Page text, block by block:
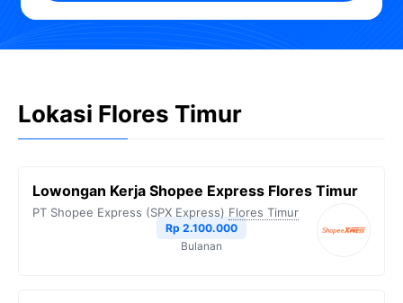
Lokasi Flores Timur
Lowongan Kerja Shopee Express Flores Timur
PT Shopee Express (SPX Express) Flores Timur
Rp 2.100.000
Bulanan